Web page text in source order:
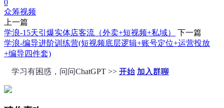
0
众筹视频
上一篇
学浪-15天引爆实体店客流（外卖+短视频+私域）
下一篇
学浪-编导进阶训练营(短视频底层逻辑+账号定位+运营投放
+编导四件套)
学习有困惑，问问ChatGPT >> 开始 加入群聊